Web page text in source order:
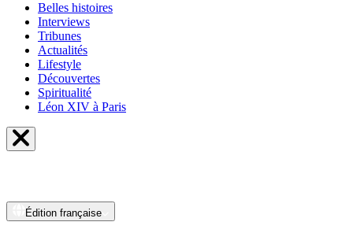
Belles histoires
Interviews
Tribunes
Actualités
Lifestyle
Découvertes
Spiritualité
Léon XIV à Paris
Édition française